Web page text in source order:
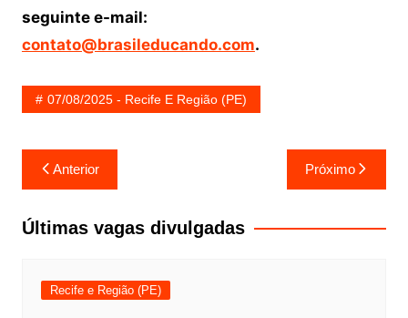
seguinte e-mail:
contato@brasileducando.com.
07/08/2025 - Recife E Região (PE)
Navegação
de
Post
Anterior Próximo
Últimas vagas divulgadas
Recife e Região (PE)